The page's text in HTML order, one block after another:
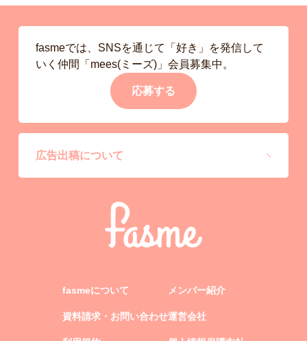
fasmeでは、SNSを通じて「好き」を発信して
いく仲間「mees(ミーズ)」会員募集中。
応募する
広告出稿について
fasmeについて
資料請求・お問い合わせ
メンバー紹介
運営会社